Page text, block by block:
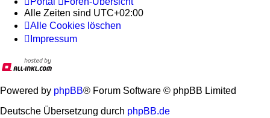
Alle Zeiten sind UTC+02:00
Alle Cookies löschen
Impressum
Powered by phpBB® Forum Software © phpBB Limited
Deutsche Übersetzung durch phpBB.de